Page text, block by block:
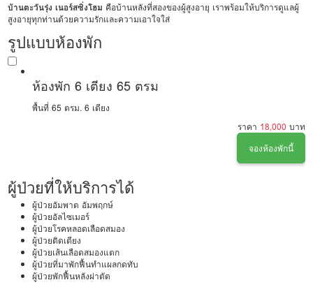
บ้านตะวันรุ่ง เนอร์สซิ่งโฮม คือบ้านหลังที่สองของผู้สูงอายุ เราพร้อมให้บริการดูแลผู้
สูงอายุทุกท่านด้วยความรักและความเอาใจใส่
รูปแบบห้องพัก
ห้องพัก 6 เตียง 65 ตรม
พื้นที่ 65 ตรม. 6 เตียง
ราคา 18,000 บาท
จองห้องพักนี้
ผู้ป่วยที่ให้บริการได้
ผู้ป่วยอัมพาต อัมพฤกษ์
ผู้ป่วยอัลไซเมอร์
ผู้ป่วยโรคหลอดเลือดสมอง
ผู้ป่วยติดเตียง
ผู้ป่วยเส้นเลือดสมองแตก
ผู้ป่วยที่มาพักฟื้นทำแผลกดทับ
ผู้ป่วยพักฟื้นหลังผ่าตัด